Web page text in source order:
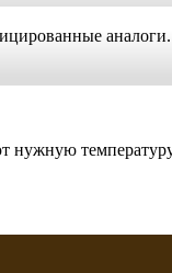
аналоги.
нужную